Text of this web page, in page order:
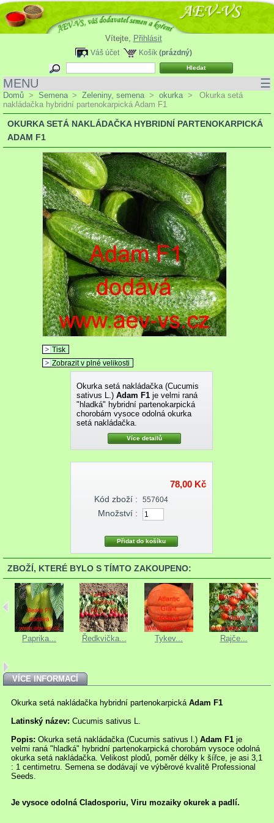
Vítejte, Přihlásit
Košík (prázdný)
Váš účet
MENU ☰
Domů > Semena > Zeleniny, semena > okurka >
Okurka setá
nakládačka hybridní partenokarpická Adam F1
OKURKA SETÁ NAKLÁDAČKA HYBRIDNÍ PARTENOKARPICKÁ
ADAM F1
Tisk
Zobrazit v plné velikosti
Okurka setá nakládačka (Cucumis
sativus L.) Adam F1je velmi raná
"hladká" hybridní partenokarpická
chorobám vysoce odolná okurka
setá nakládačka.
Více detailů
78,00 Kč
Kód zboží : 557604
Množství :
ZBOŽÍ, KTERÉ BYLO S TÍMTO ZAKOUPENO:
Paprika... Ředkvička... Tykev... Rajče...
VÍCE INFORMACÍ
Okurka setá nakládačka hybridní partenokarpická Adam F1
Latinský název: Cucumis sativus L.
Popis: Okurka setá nakládačka (Cucumis sativus l.) Adam F1 je
velmi raná "hladká" hybridní partenokarpická chorobám vysoce odolná
okurka setá nakládačka. Velikost plodů, poměr délky k šířce, je asi 3,1
: 1 centimetru. Semena se dodávají ve výběrové kvalitě Professional
Seeds.
Je vysoce odolná Cladosporiu, Viru mozaiky okurek a padlí.